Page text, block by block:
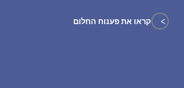
> קראו את פענוח החלום